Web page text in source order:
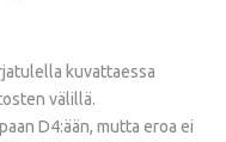
kuvattaessa
välillä.
D4:ään, mutta eroa ei